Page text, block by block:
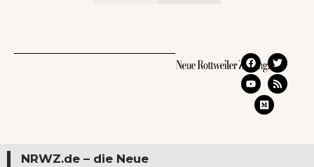
NRWZ.de – die Neue